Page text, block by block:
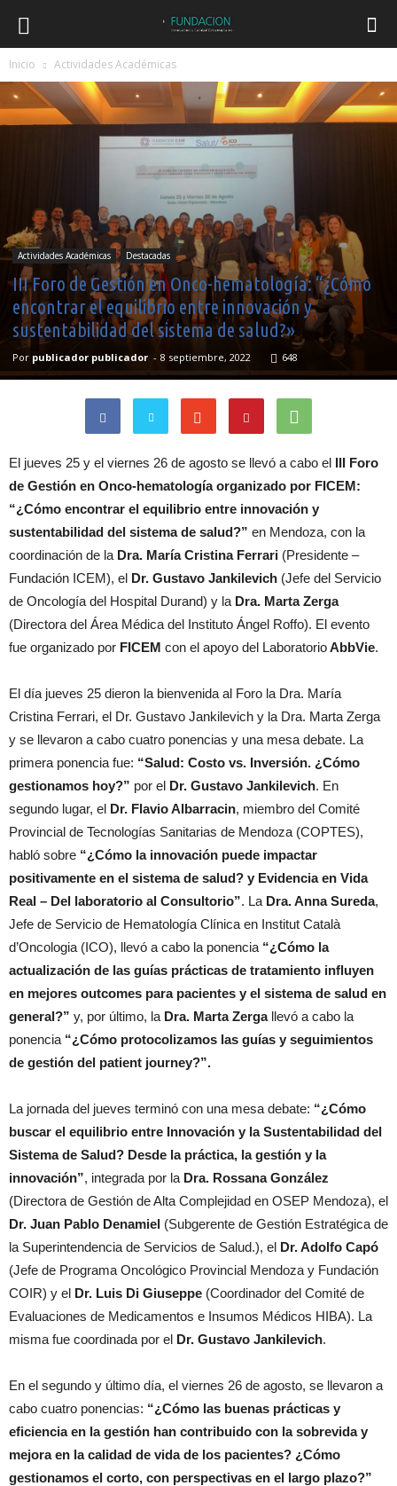
Inicio Actividades Académicas
Actividades Académicas Destacadas
III Foro de Gestión en Onco-hematología: “¿Cómo
encontrar el equilibrio entre innovación y
sustentabilidad del sistema de salud?»
Por publicador publicador - 8 septiembre, 2022 648
El jueves 25 y el viernes 26 de agosto se llevó a cabo el III Foro
de Gestión en Onco-hematología organizado por FICEM:
“¿Cómo encontrar el equilibrio entre innovación y
sustentabilidad del sistema de salud?” en Mendoza, con la
coordinación de la Dra. María Cristina Ferrari (Presidente –
Fundación ICEM), el Dr. Gustavo Jankilevich (Jefe del Servicio
de Oncología del Hospital Durand) y la Dra. Marta Zerga
(Directora del Área Médica del Instituto Ángel Roffo). El evento
fue organizado por FICEM con el apoyo del LaboratorioAbbVie.
El día jueves 25 dieron la bienvenida al Foro la Dra. María
Cristina Ferrari, el Dr. Gustavo Jankilevich y la Dra. Marta Zerga
y se llevaron a cabo cuatro ponencias y una mesa debate. La
primera ponencia fue: “Salud: Costo vs. Inversión. ¿Cómo
gestionamos hoy?” por el Dr. Gustavo Jankilevich. En
segundo lugar, el Dr. Flavio Albarracin, miembro del Comité
Provincial de Tecnologías Sanitarias de Mendoza (COPTES),
habló sobre “¿Cómo la innovación puede impactar
positivamente en el sistema de salud? y Evidencia en Vida
Real – Del laboratorio al Consultorio”. La Dra. Anna Sureda,
Jefe de Servicio de Hematología Clínica en Institut Català
d’Oncologia (ICO), llevó a cabo la ponencia “¿Cómo la
actualización de las guías prácticas de tratamiento influyen
en mejores outcomes para pacientes y el sistema de salud en
general?” y, por último, la Dra. Marta Zergallevó a cabo la
ponencia “¿Cómo protocolizamos las guías y seguimientos
de gestión del patient journey?”.
La jornada del jueves terminó con una mesa debate: “¿Cómo
buscar el equilibrio entre Innovación y la Sustentabilidad del
Sistema de Salud? Desde la práctica, la gestión y la
innovación”, integrada por la Dra. Rossana González
(Directora de Gestión de Alta Complejidad en OSEP Mendoza), el
Dr. Juan Pablo Denamiel (Subgerente de Gestión Estratégica de
la Superintendencia de Servicios de Salud.), el Dr. Adolfo Capó
(Jefe de Programa Oncológico Provincial Mendoza y Fundación
COIR) y el Dr. Luis Di Giuseppe (Coordinador del Comité de
Evaluaciones de Medicamentos e Insumos Médicos HIBA). La
misma fue coordinada por el Dr. Gustavo Jankilevich.
En el segundo y último día, el viernes 26 de agosto, se llevaron a
cabo cuatro ponencias: “¿Cómo las buenas prácticas y
eficiencia en la gestión han contribuido con la sobrevida y
mejora en la calidad de vida de los pacientes? ¿Cómo
gestionamos el corto, con perspectivas en el largo plazo?”